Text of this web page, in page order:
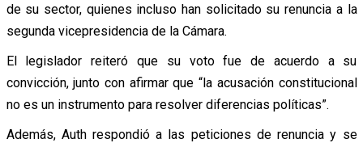
de su sector, quienes incluso han solicitado su renuncia a la
segunda vicepresidencia de la Cámara.
El legislador reiteró que su voto fue de acuerdo a su
convicción, junto con afirmar que “la acusación constitucional
no es un instrumento para resolver diferencias políticas”.
Además, Auth respondió a las peticiones de renuncia y se